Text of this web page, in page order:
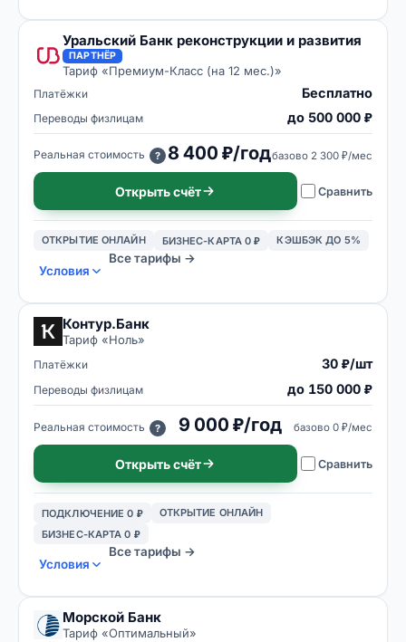
Уральский Банк реконструкции и развития
ПАРТНЁР
Тариф «Премиум-Класс (на 12 мес.)»
Платёжки Бесплатно
Переводы физлицам до 500 000 ₽
Реальная стоимость ? 8 400 ₽/годбазово 2 300 ₽/мес
Открыть счёт Сравнить
ОТКРЫТИЕ ОНЛАЙН БИЗНЕС-КАРТА 0 ₽ КЭШБЭК ДО 5%
Условия
Все тарифы →
Контур.Банк
Тариф «Ноль»
Платёжки 30 ₽/шт
Переводы физлицам до 150 000 ₽
Реальная стоимость ? 9 000 ₽/год базово 0 ₽/мес
Открыть счёт Сравнить
ПОДКЛЮЧЕНИЕ 0 ₽
ОТКРЫТИЕ ОНЛАЙН
БИЗНЕС-КАРТА 0 ₽
Условия
Все тарифы →
Морской Банк
Тариф «Оптимальный»